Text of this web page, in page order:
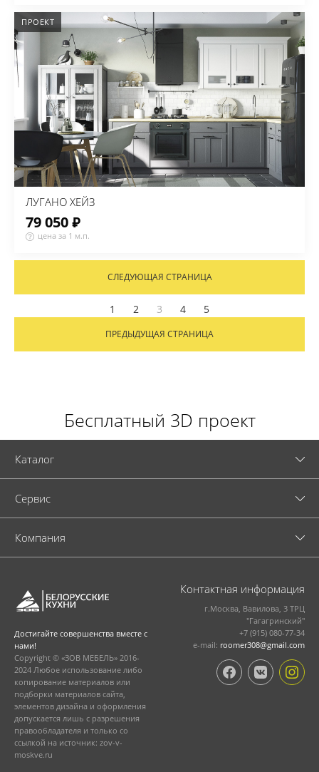
ПРОЕКТ
ЛУГАНО ХЕЙЗ
79 050 ₽
цена за 1 м.п.
СЛЕДУЮЩАЯ СТРАНИЦА
1 2 3 4 5
ПРЕДЫДУЩАЯ СТРАНИЦА
Бесплатный 3D проект
Достигайте совершенства вместе с
нами!
Copyright © «ЗОВ МЕБЕЛЬ» 2016-
2024 Любое использование либо
копирование материалов или
подборки материалов сайта,
элементов дизайна и оформления
допускается лишь с разрешения
правообладателя и только со
ссылкой на источник: zov-v-
moskve.ru
Каталог
Cервис
Компания
Контактная информация
г.Москва, Вавилова, 3 ТРЦ
"Гагагринский"
+7 (915) 080-77-34
e-mail: roomer308@gmail.com